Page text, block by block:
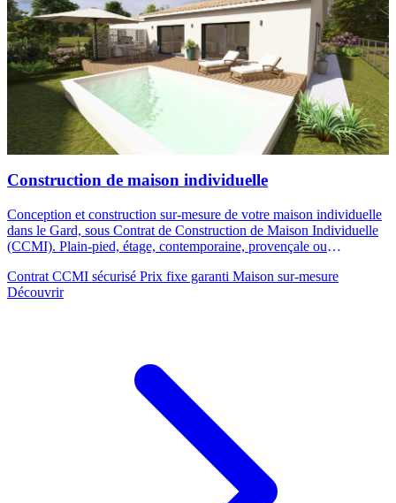
Construction de maison individuelle
Conception et construction sur-mesure de votre maison individuelle
dans le Gard, sous Contrat de Construction de Maison Individuelle
(CCMI). Plain-pied, étage, contemporaine, provençale ou
Contrat CCMI sécurisé Prix fixe garanti Maison sur-mesure
Découvrir